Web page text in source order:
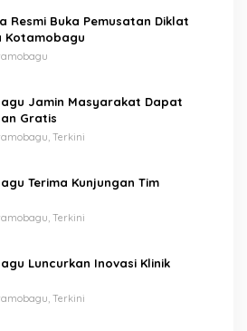
Resmi Buka Pemusatan Diklat
Kotamobagu
Jamin Masyarakat Dapat
Gratis
Terkini
Terima Kunjungan Tim
Terkini
Luncurkan Inovasi Klinik
Terkini